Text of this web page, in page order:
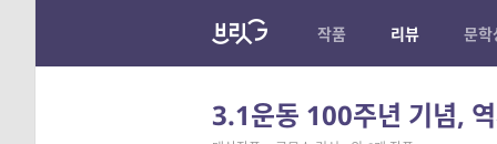
작품 리뷰 문학
3.1운동 100주년 기념,